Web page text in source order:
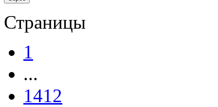
Страницы
1
...
1412